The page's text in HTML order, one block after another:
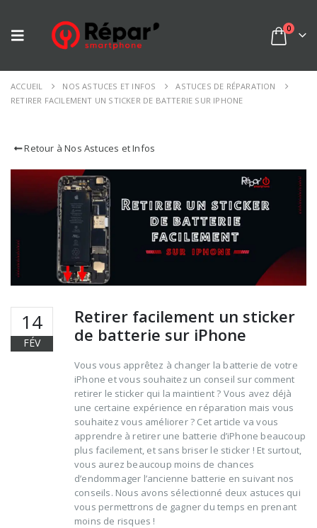
0
ACCUEIL NOS ASTUCES ET INFOS
ASTUCES DE RÉPARATION
RETIRER FACILEMENT UN STICKER DE BATTERIE SUR IPHONE
Retour à Nos Astuces et Infos
14
FÉV
Retirer facilement un sticker
de batterie sur iPhone
Vous vous apprêtez à changer la batterie de votre
iPhone et vous souhaitez un conseil sur comment
retirer le sticker qui la maintient ? Vous avez déjà
une certaine expérience en réparation mais vous
souhaitez vous améliorer ? Cet article va vous
apprendre à retirer une batterie d’iPhone beaucoup
plus facilement, et sans briser le sticker ! Et surtout,
vous aurez beaucoup moins de chances
d’endommager l’ancienne batterie en suivant nos
conseils. Nous avons sélectionné deux astuces qui
vous permettrons de gagner du temps en prenant
moins de risques !